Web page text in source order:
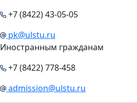
+7 (8422) 43-05-05
pk@ulstu.ru
Иностранным гражданам
+7 (8422) 778-458
admission@ulstu.ru